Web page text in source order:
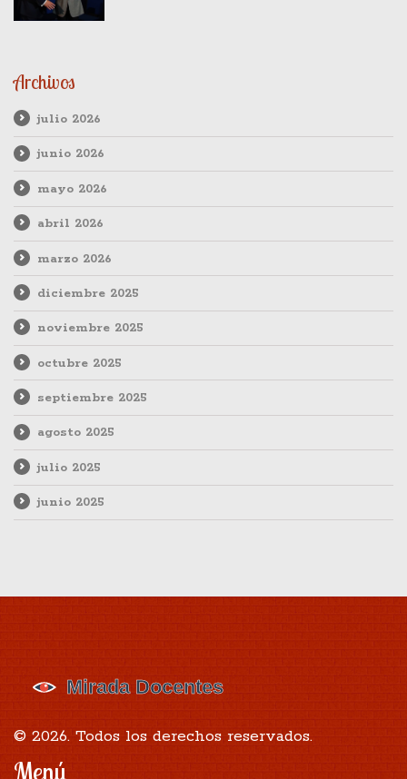
Archivos
julio 2026
junio 2026
mayo 2026
abril 2026
marzo 2026
diciembre 2025
noviembre 2025
octubre 2025
septiembre 2025
agosto 2025
julio 2025
junio 2025
© 2026. Todos los derechos reservados.
Menú